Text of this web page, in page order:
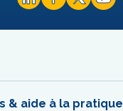
& aide à la pratique